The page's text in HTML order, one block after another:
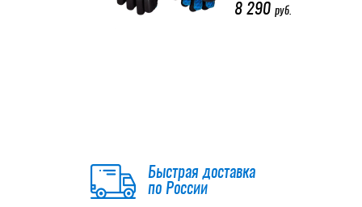
8 290 руб.
Быстрая доставка
по России